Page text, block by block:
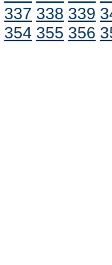
337 338 339
354 355 356